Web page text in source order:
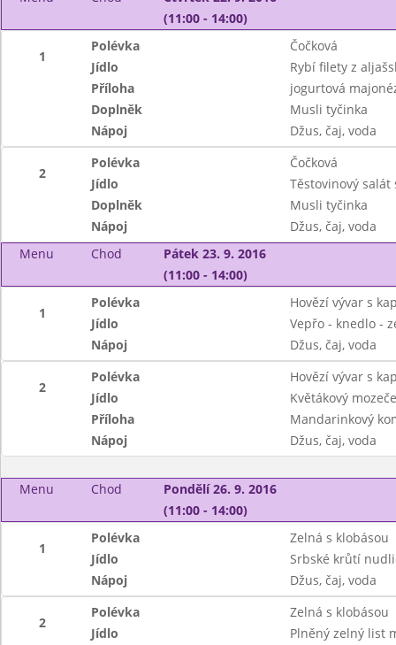
(11:00 - 14:00)
1
Polévka
Čočková
Jídlo
Rybí filety z
Příloha
jogurtová
Doplněk
Musli tyčinka
Nápoj
Džus, čaj, voda
2
Polévka
Čočková
Jídlo
Těstovinový
Doplněk
Musli tyčinka
Nápoj
Džus, čaj, voda
Menu
Chod
Pátek 23. 9. 2016
(11:00 - 14:00)
1
Polévka
Hovězí vývar s
Jídlo
Vepřo - knedlo -
Nápoj
Džus, čaj, voda
2
Polévka
Hovězí vývar s
Jídlo
Květákový
Příloha
Mandarinkový
Nápoj
Džus, čaj, voda
Menu Chod
Pondělí 26. 9. 2016
(11:00 - 14:00)
1
Polévka
Zelná s klobásou
Jídlo
Srbské krůtí
Nápoj
Džus, čaj, voda
2
Polévka
Zelná s klobásou
Jídlo
Plněný zelný list